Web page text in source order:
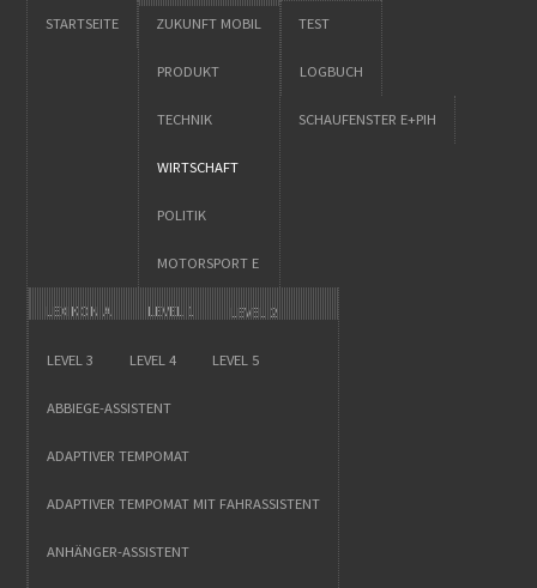
STARTSEITE ZUKUNFT MOBIL
PRODUKT
TECHNIK
WIRTSCHAFT
POLITIK
MOTORSPORT E
TEST
LOGBUCH
SCHAUFENSTER E+PIH
LEXIKON A LEVEL 1 LEVEL 2
LEVEL 3 LEVEL 4 LEVEL 5
ABBIEGE-ASSISTENT
ADAPTIVER TEMPOMAT
ADAPTIVER TEMPOMAT MIT FAHRASSISTENT
ANHÄNGER-ASSISTENT